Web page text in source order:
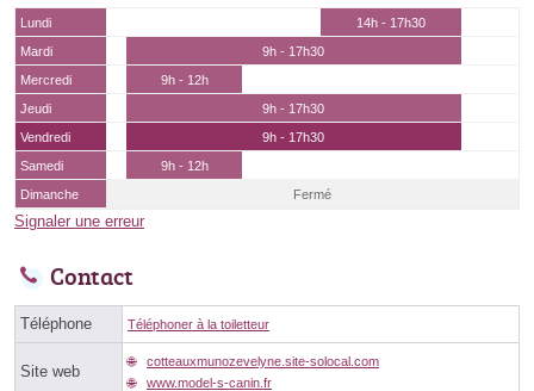
Lundi
14h - 17h30
Mardi
9h - 17h30
Mercredi
9h - 12h
Jeudi
9h - 17h30
Vendredi
9h - 17h30
Samedi
9h - 12h
Dimanche
Fermé
Signaler une erreur
Contact
Téléphone Téléphoner à la toiletteur
Site web
cotteauxmunozevelyne.site-solocal.com
www.model-s-canin.fr